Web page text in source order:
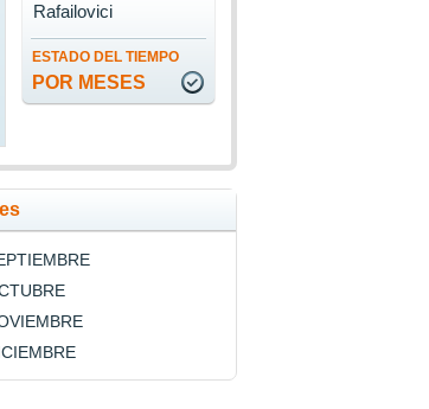
ESTADO DEL TIEMPO
POR MESES
Rafailovici